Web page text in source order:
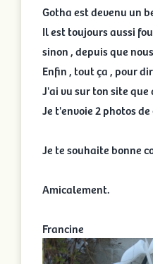
Gotha est devenu un
Il est toujours aussi
sinon , depuis que
Enfin , tout ça , pour
J'ai vu sur ton site
Je t'envoie 2 photos
Je te souhaite bonne
Amicalement.